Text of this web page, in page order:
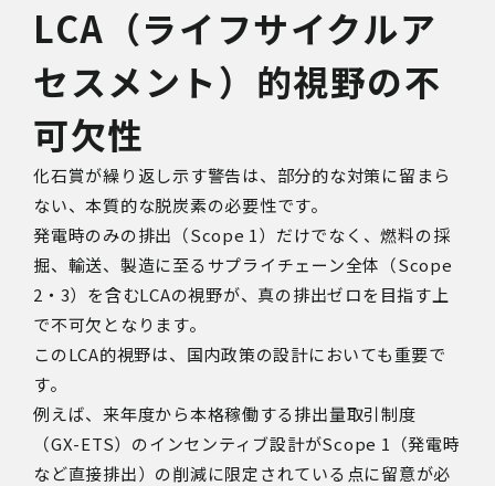
LCA（ライフサイクルア
セスメント）的視野の不
可欠性
化石賞が繰り返し示す警告は、部分的な対策に留まら
ない、本質的な脱炭素の必要性です。
発電時のみの排出（Scope 1）だけでなく、燃料の採
掘、輸送、製造に至るサプライチェーン全体（Scope
2・3）を含むLCAの視野が、真の排出ゼロを目指す上
で不可欠となります。
このLCA的視野は、国内政策の設計においても重要で
す。
例えば、来年度から本格稼働する排出量取引制度
（GX-ETS）のインセンティブ設計がScope 1（発電時
など直接排出）の削減に限定されている点に留意が必